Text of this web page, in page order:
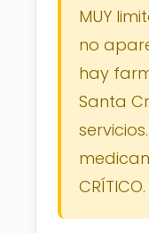
MUY
no
hay
Santa
CRÍTICO.